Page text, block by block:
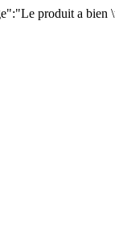
produit a bien